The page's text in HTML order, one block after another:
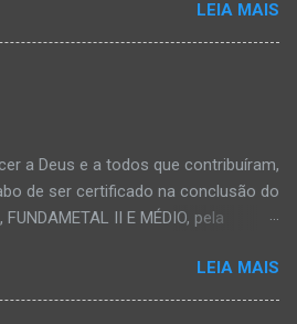
LEIA MAIS
a Deus e a todos que contribuíram,
de ser certificado na conclusão do
II E MÉDIO, pela
LEIA MAIS